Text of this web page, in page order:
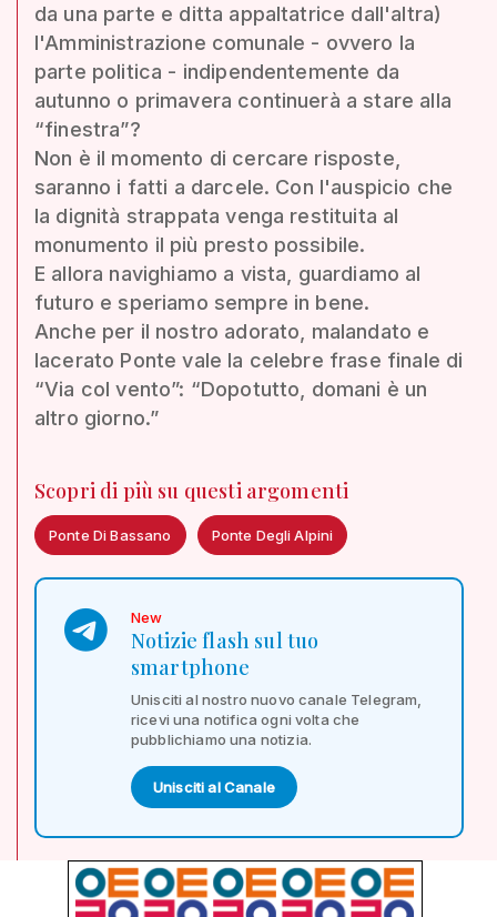
da una parte e ditta appaltatrice dall'altra)
l'Amministrazione comunale - ovvero la
parte politica - indipendentemente da
autunno o primavera continuerà a stare alla
“finestra”?
Non è il momento di cercare risposte,
saranno i fatti a darcele. Con l'auspicio che
la dignità strappata venga restituita al
monumento il più presto possibile.
E allora navighiamo a vista, guardiamo al
futuro e speriamo sempre in bene.
Anche per il nostro adorato, malandato e
lacerato Ponte vale la celebre frase finale di
“Via col vento”: “Dopotutto, domani è un
altro giorno.”
Scopri di più su questi argomenti
Ponte Di Bassano Ponte Degli Alpini
New
Notizie flash sul tuo
smartphone
Unisciti al nostro nuovo canale Telegram,
ricevi una notifica ogni volta che
pubblichiamo una notizia.
Unisciti al Canale